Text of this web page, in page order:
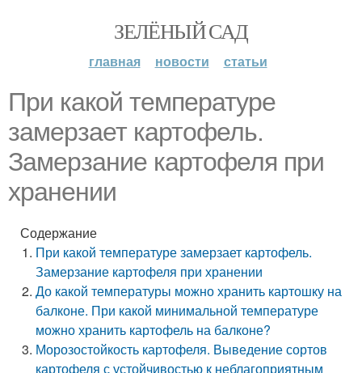
ЗЕЛЁНЫЙ САД
главная новости статьи
При какой температуре
замерзает картофель.
Замерзание картофеля при
хранении
Содержание
При какой температуре замерзает картофель.
Замерзание картофеля при хранении
До какой температуры можно хранить картошку на
балконе. При какой минимальной температуре
можно хранить картофель на балконе?
Морозостойкость картофеля. Выведение сортов
картофеля с устойчивостью к неблагоприятным